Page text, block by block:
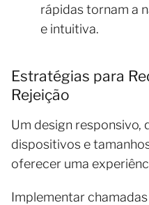
rápidas tornam a
e intuitiva.
Estratégias para
Rejeição
Um design responsivo,
dispositivos e
oferecer uma
Implementar